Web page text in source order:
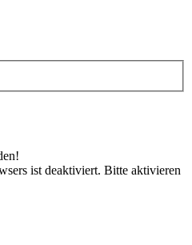
ist deaktiviert. Bitte aktivieren